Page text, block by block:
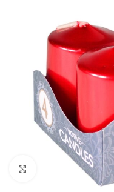
Zobraziť väčší obrázok